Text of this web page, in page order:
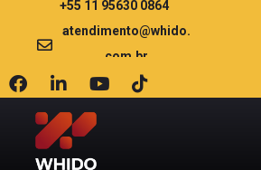
+55 11 95630 0864
atendimento@whido.
com.br